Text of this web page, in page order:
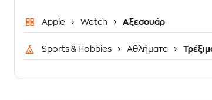
Apple Watch Αξεσουάρ
Sports & Hobbies Αθλήματα